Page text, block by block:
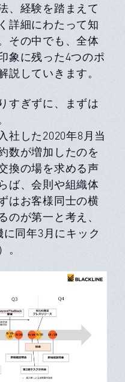
、経験を踏まえて
詳細にわたって知
その中でも、全体
象に残った4つのポ
説していきます。
すぎずに、まずは
社した2020年8月当
数が増加したのを
換の場を求める声
ば、会則や組織体
はお客様同士の横
のが第一と考え、
同年3月にキック
。